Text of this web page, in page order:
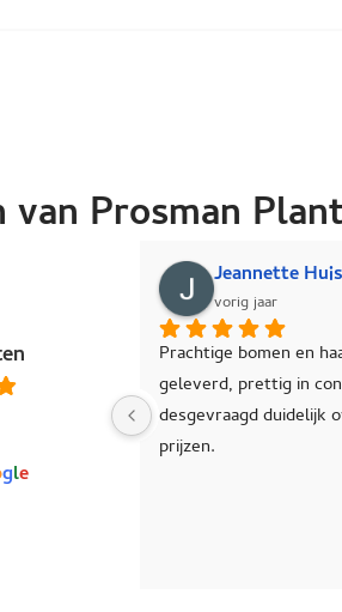
Prosman
gle
Jort Buwalda
vorig jaar
Via Marktplaats kwam in contact
met Prosman Planten. Ik was
opzoek naar een specifieke
meerstammige boom. Een